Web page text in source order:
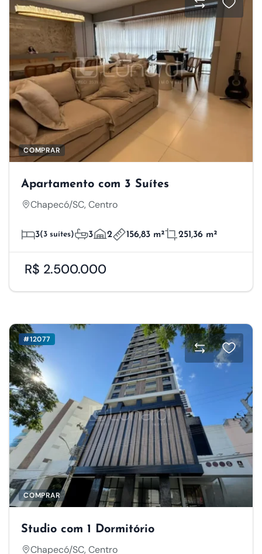
COMPRAR
Apartamento com 3 Suítes
Chapecó/SC, Centro
3(3 suítes) 3 2 156,83 m² 251,36 m²
R$ 2.500.000
#12077
COMPRAR
Studio com 1 Dormitório
Chapecó/SC, Centro